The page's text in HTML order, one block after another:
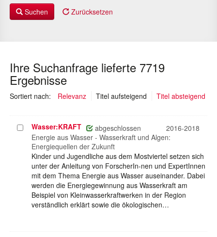
Suchen Zurücksetzen
Ihre Suchanfrage lieferte 7719
Ergebnisse
Sortiert nach: Relevanz Titel aufsteigend (ausgewählt)
Titel absteigend
Projekt
auswählen
Wasser:KRAFT abgeschlossen
2016-2018
Energie aus Wasser - Wasserkraft und Algen:
Energiequellen der Zukunft
Kinder und Jugendliche aus dem Mostviertel setzen sich
unter der Anleitung von ForscherIn-nen und ExpertInnen
mit dem Thema Energie aus Wasser auseinander. Dabei
werden die Energiegewinnung aus Wasserkraft am
Beispiel von Kleinwasserkraftwerken in der Region
verständlich erklärt sowie die ökologischen…